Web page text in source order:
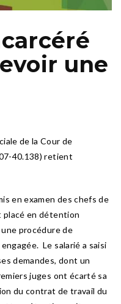
une
de la Cour de
40.138) retient
en examen des chefs de
placé en détention
procédure de
Le salarié a saisi
demandes, dont un
juges ont écarté sa
du contrat de travail du